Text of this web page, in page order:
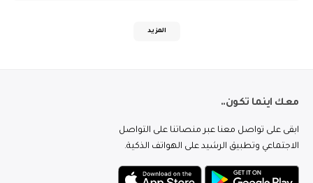
المزيد
معك اينما تكون..
ابقى على تواصل معنا عبر منصاتنا على التواصل
الاجتماعي وتطبيق الرشيد على الهواتف الذكية.